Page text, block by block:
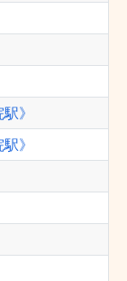
》
》